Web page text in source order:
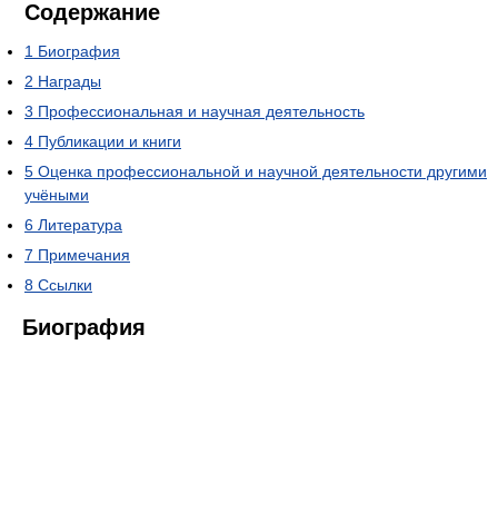
Содержание
1 Биография
2 Награды
3 Профессиональная и научная деятельность
4 Публикации и книги
5 Оценка профессиональной и научной деятельности другими
учёными
6 Литература
7 Примечания
8 Ссылки
Биография